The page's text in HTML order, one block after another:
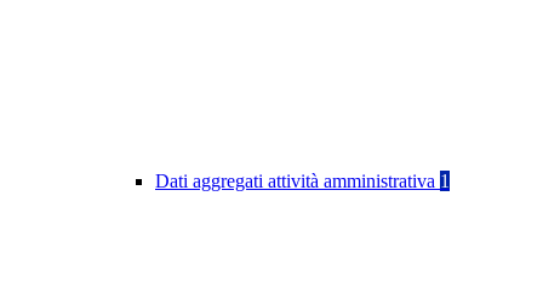
Dati aggregati attività amministrativa 1